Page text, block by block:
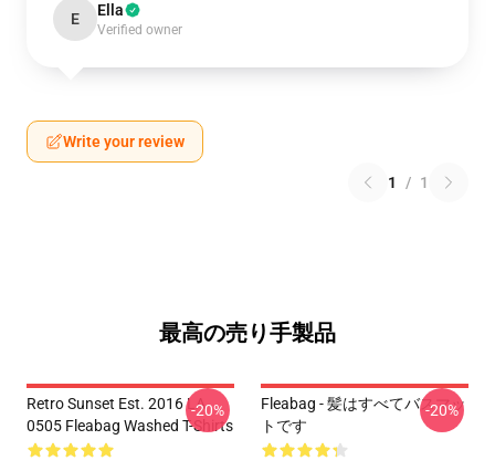
E Ella
Verified owner
Write your review
1 / 1
最高の売り手製品
Retro Sunset Est. 2016 LA
0505 Fleabag Washed T-Shirts
-20%
Fleabag - 髪はすべてバスマッ
トです
-20%